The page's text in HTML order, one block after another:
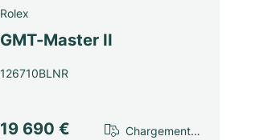
Rolex
GMT-Master II
126710BLNR
19 690 € Chargement…